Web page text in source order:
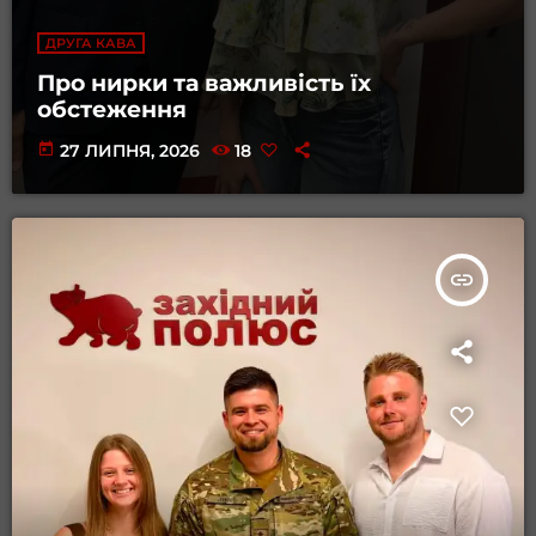
ДРУГА КАВА
Про нирки та важливість їх
обстеження
today 27 ЛИПНЯ, 2026 18
insert_link